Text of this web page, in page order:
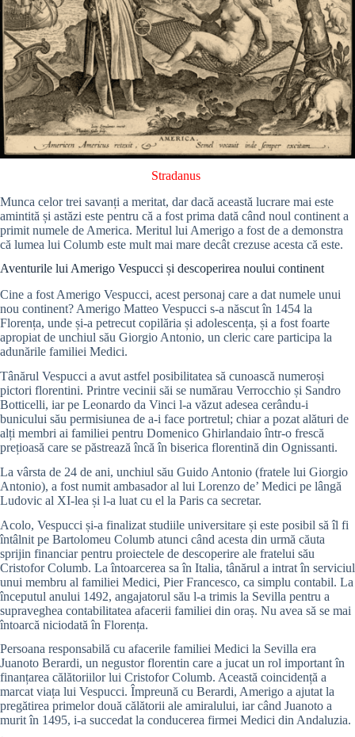
Stradanus
Munca celor trei savanți a meritat, dar dacă această lucrare mai este
amintită și astăzi este pentru că a fost prima dată când noul continent a
primit numele de America. Meritul lui Amerigo a fost de a demonstra
că lumea lui Columb este mult mai mare decât crezuse acesta că este.
Aventurile lui Amerigo Vespucci și descoperirea noului continent
Cine a fost Amerigo Vespucci, acest personaj care a dat numele unui
nou continent? Amerigo Matteo Vespucci s-a născut în 1454 la
Florența, unde și-a petrecut copilăria și adolescența, și a fost foarte
apropiat de unchiul său Giorgio Antonio, un cleric care participa la
adunările familiei Medici.
Tânărul Vespucci a avut astfel posibilitatea să cunoască numeroși
pictori florentini. Printre vecinii săi se numărau Verrocchio și Sandro
Botticelli, iar pe Leonardo da Vinci l-a văzut adesea cerându-i
bunicului său permisiunea de a-i face portretul; chiar a pozat alături de
alți membri ai familiei pentru Domenico Ghirlandaio într-o frescă
prețioasă care se păstrează încă în biserica florentină din Ognissanti.
La vârsta de 24 de ani, unchiul său Guido Antonio (fratele lui Giorgio
Antonio), a fost numit ambasador al lui Lorenzo de’ Medici pe lângă
Ludovic al XI-lea și l-a luat cu el la Paris ca secretar.
Acolo, Vespucci și-a finalizat studiile universitare și este posibil să îl fi
întâlnit pe Bartolomeu Columb atunci când acesta din urmă căuta
sprijin financiar pentru proiectele de descoperire ale fratelui său
Cristofor Columb. La întoarcerea sa în Italia, tânărul a intrat în serviciul
unui membru al familiei Medici, Pier Francesco, ca simplu contabil. La
începutul anului 1492, angajatorul său l-a trimis la Sevilla pentru a
supraveghea contabilitatea afacerii familiei din oraș. Nu avea să se mai
întoarcă niciodată în Florența.
Persoana responsabilă cu afacerile familiei Medici la Sevilla era
Juanoto Berardi, un negustor florentin care a jucat un rol important în
finanțarea călătoriilor lui Cristofor Columb. Această coincidență a
marcat viața lui Vespucci. Împreună cu Berardi, Amerigo a ajutat la
pregătirea primelor două călătorii ale amiralului, iar când Juanoto a
murit în 1495, i-a succedat la conducerea firmei Medici din Andaluzia.